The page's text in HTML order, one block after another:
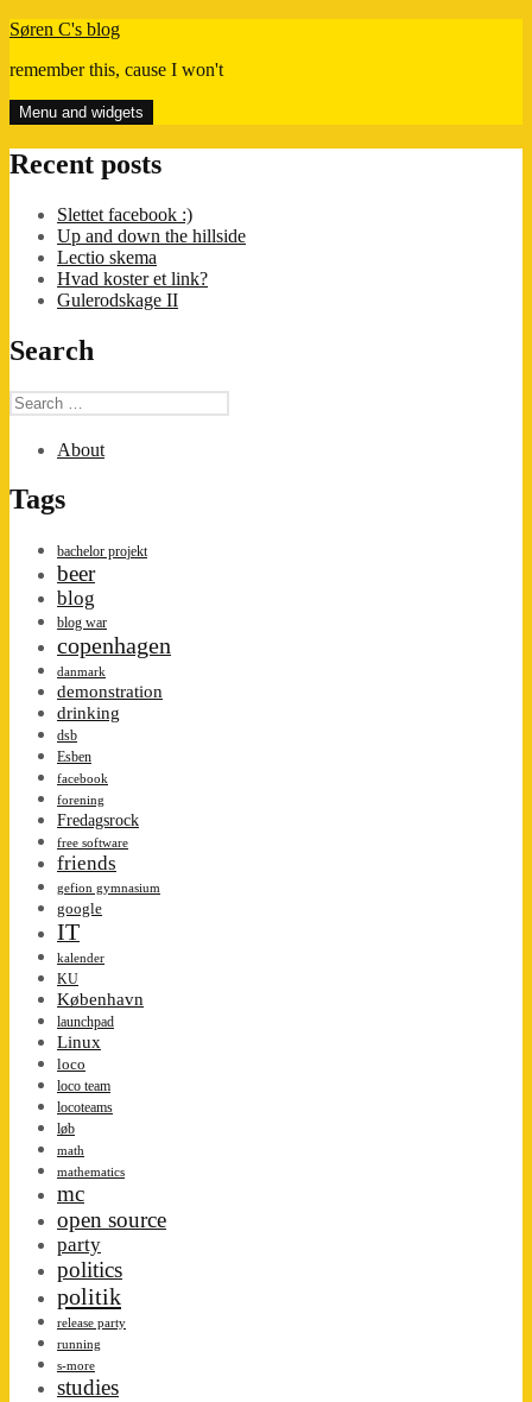
Skip
content
Søren C's blog
remember this, cause I won't
Menu and widgets
Recent posts
Slettet facebook :)
Up and down the hillside
Lectio skema
Hvad koster et link?
Gulerodskage II
Search
Search
for:
About
Tags
bachelor projekt
beer
blog
blog war
copenhagen
danmark
demonstration
drinking
dsb
Esben
facebook
forening
Fredagsrock
free software
friends
gefion gymnasium
google
IT
kalender
KU
København
launchpad
Linux
loco
loco team
locoteams
løb
math
mathematics
mc
open source
party
politics
politik
release party
running
s-more
studies